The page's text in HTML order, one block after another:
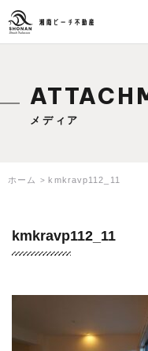
メディア
ホーム kmkravp112_11
kmkravp112_11